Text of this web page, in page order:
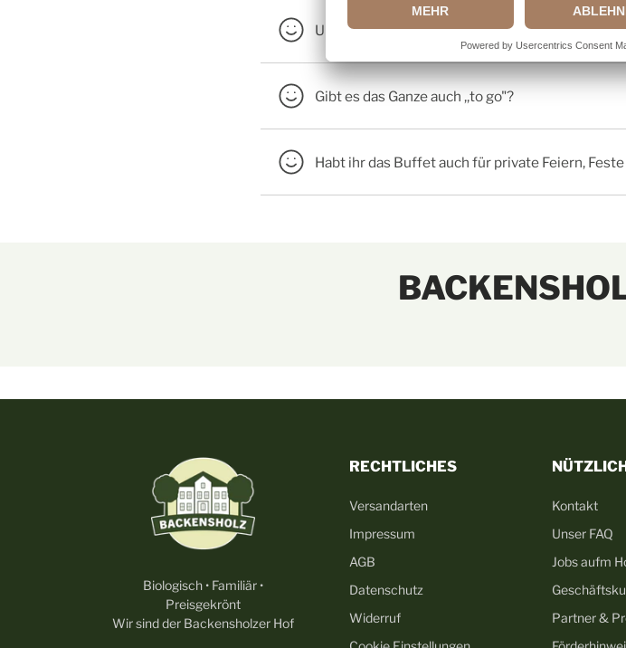
Und was gibt es zu essen?
Gibt es das Ganze auch ,,to go"?
Habt ihr das Buffet auch für private Feiern,
Biologisch • Familiär •
Preisgekrönt
Wir sind der Backensholzer Hof
RECHTLICHES
Versandarten
Impressum
AGB
Datenschutz
Widerruf
Kontakt
Unser FAQ
Jobs aufm
Partner &